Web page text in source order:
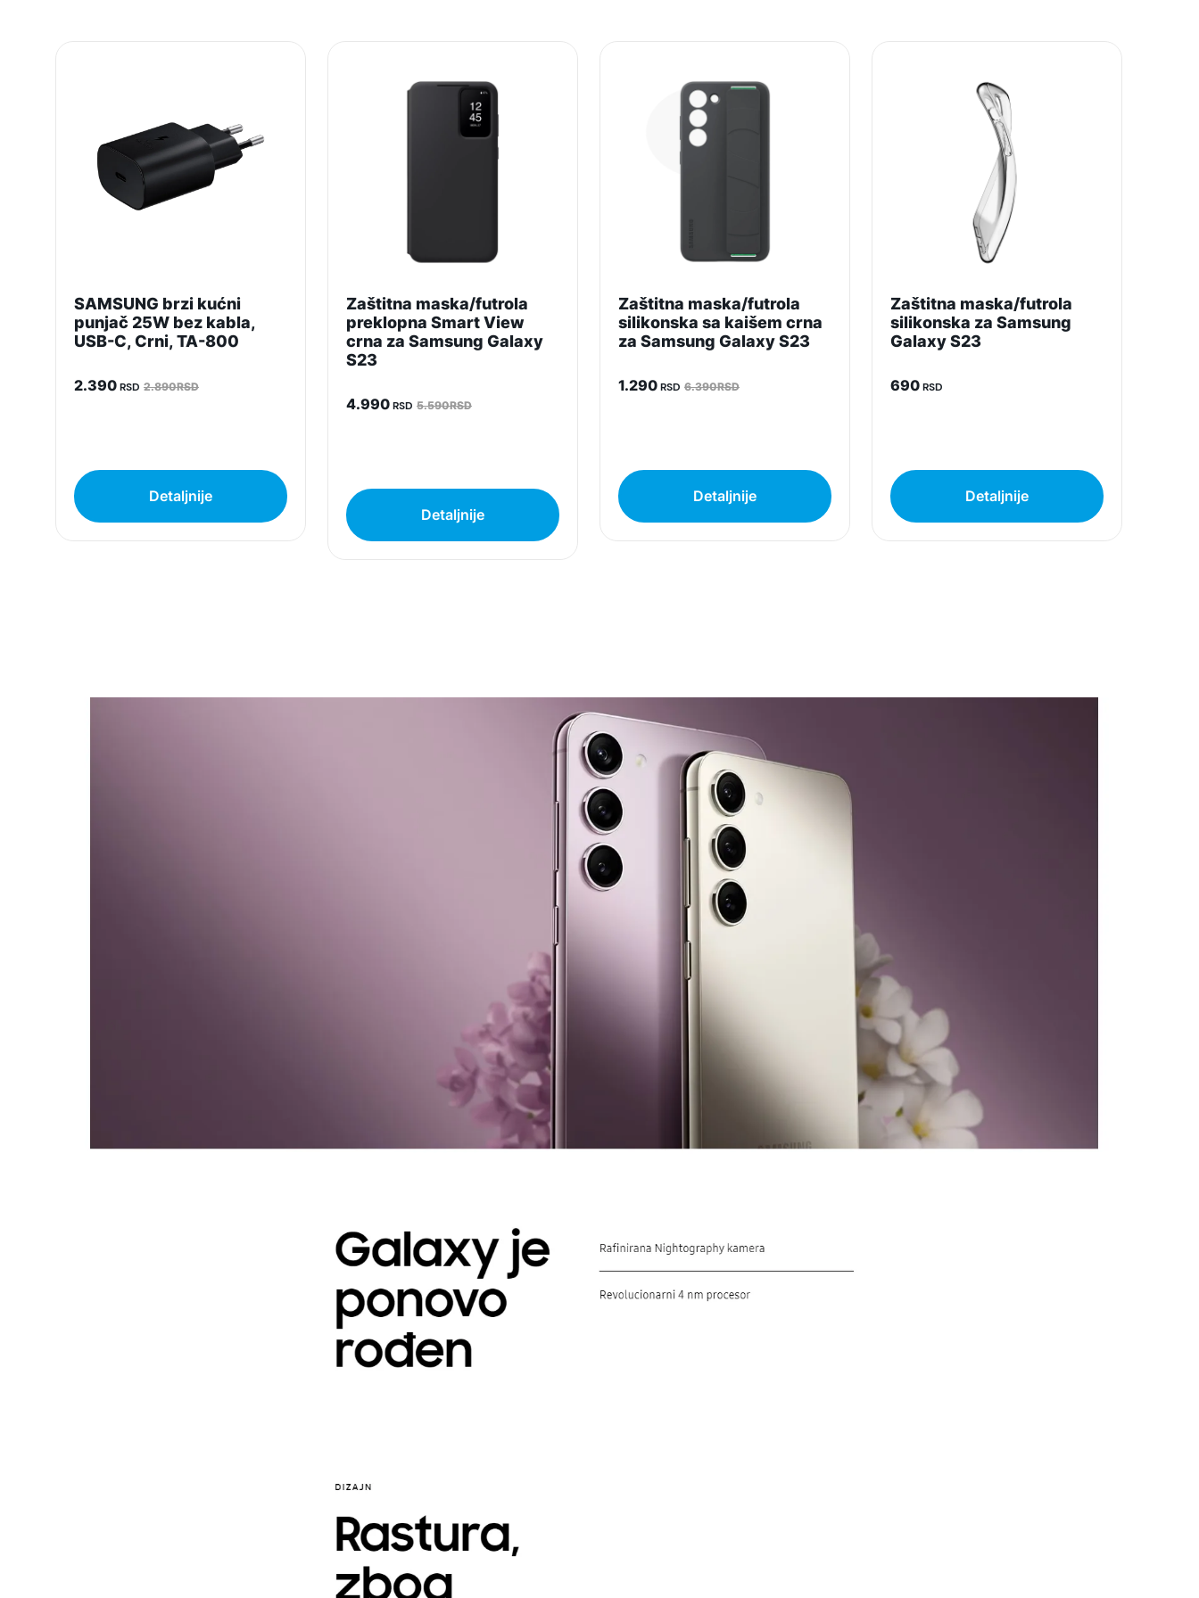
uslove reklamacije i povrata pročitajte -ovde
Napomena:
Superfon doo se trudi da informacije i fotografije artikala budu što tačnije i detaljnije ali ne može da
garantuje da su svi podaci apsolutno ispravni.
SAMSUNG brzi kućni
punjač 25W bez kabla,
USB-C, Crni, TA-800
2.390RSD 2.890RSD
Detaljnije
Zaštitna maska/futrola
preklopna Smart View
crna za Samsung Galaxy
S23
4.990RSD 5.590RSD
Detaljnije
Zaštitna maska/futrola
silikonska sa kaišem crna
za Samsung Galaxy S23
1.290RSD 6.390RSD
Detaljnije
Zaštitna maska/futrola
silikonska za Samsung
Galaxy S23
690RSD
Detaljnije